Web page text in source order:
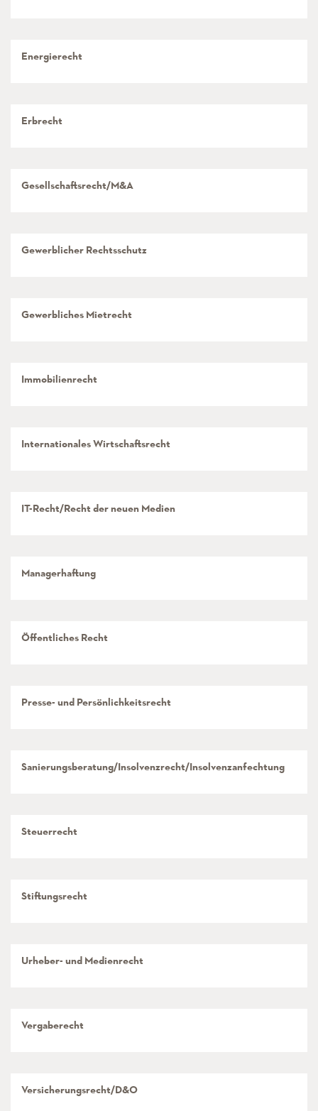
Energierecht
Erbrecht
Gesellschaftsrecht/M&A
Gewerblicher Rechtsschutz
Gewerbliches Mietrecht
Immobilienrecht
Internationales Wirtschaftsrecht
IT-Recht/Recht der neuen Medien
Managerhaftung
Öffentliches Recht
Presse- und Persönlichkeitsrecht
Sanierungsberatung/Insolvenzrecht/Insolvenzanfechtung
Steuerrecht
Stiftungsrecht
Urheber- und Medienrecht
Vergaberecht
Versicherungsrecht/D&O